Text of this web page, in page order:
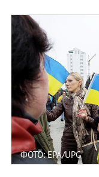
ФОТО: EPA/UPG